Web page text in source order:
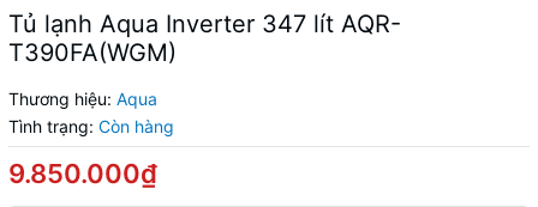
Tủ lạnh Aqua Inverter 347 lít AQR-
T390FA(WGM)
Thương hiệu: Aqua
Tình trạng: Còn hàng
9.850.000₫